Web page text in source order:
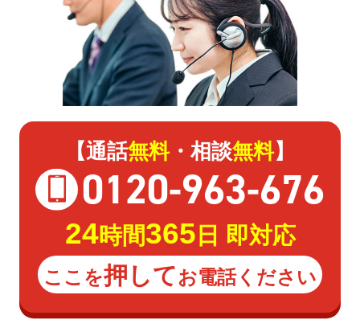
【通話無料・相談無料】
0120-963-676
24時間365 日 即対応
ここを押してお電話ください